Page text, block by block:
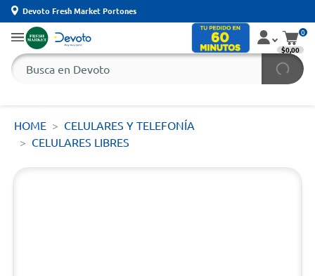
Devoto Fresh Market Portones
0
$0,00
HOME
CELULARES Y TELEFONÍA
CELULARES LIBRES